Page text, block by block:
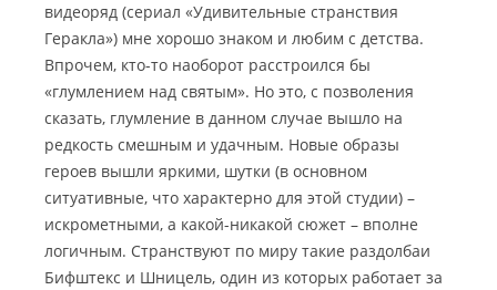
видеоряд (сериал «Удивительные странствия
Геракла») мне хорошо знаком и любим с детства.
Впрочем, кто-то наоборот расстроился бы
«глумлением над святым». Но это, с позволения
сказать, глумление в данном случае вышло на
редкость смешным и удачным. Новые образы
героев вышли яркими, шутки (в основном
ситуативные, что характерно для этой студии) –
искрометными, а какой-никакой сюжет – вполне
логичным. Странствуют по миру такие раздолбаи
Бифштекс и Шницель, один из которых работает за